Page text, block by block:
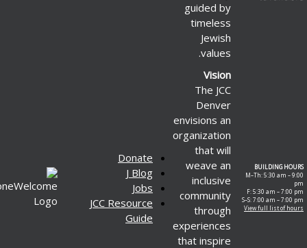
F:
envisions an
organization
weave an
inclusive
community
through
experiences
that inspire
Donate
J Blog
Jobs
JCC Resource
Guide